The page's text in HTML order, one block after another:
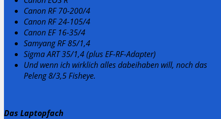
Canon RF 70-200/4
Canon RF 24-105/4
Canon EF 16-35/4
Samyang RF 85/1,4
Sigma ART 35/1,4 (plus EF-RF-Adapter)
Und wenn ich wirklich alles dabeihaben will, noch das
Peleng 8/3,5 Fisheye.
Das Laptopfach